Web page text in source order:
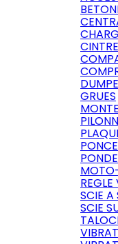
GRUES
SCIE A
SCIE